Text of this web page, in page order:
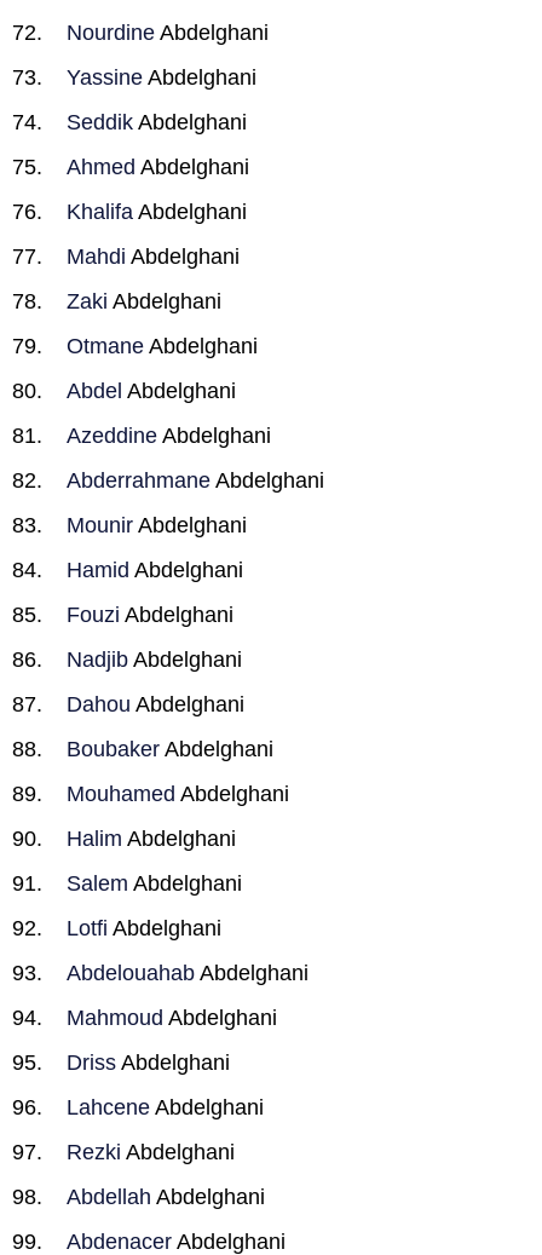
Nourdine Abdelghani
Yassine Abdelghani
Seddik Abdelghani
Ahmed Abdelghani
Khalifa Abdelghani
Mahdi Abdelghani
Zaki Abdelghani
Otmane Abdelghani
Abdel Abdelghani
Azeddine Abdelghani
Abderrahmane Abdelghani
Mounir Abdelghani
Hamid Abdelghani
Fouzi Abdelghani
Nadjib Abdelghani
Dahou Abdelghani
Boubaker Abdelghani
Mouhamed Abdelghani
Halim Abdelghani
Salem Abdelghani
Lotfi Abdelghani
Abdelouahab Abdelghani
Mahmoud Abdelghani
Driss Abdelghani
Lahcene Abdelghani
Rezki Abdelghani
Abdellah Abdelghani
Abdenacer Abdelghani